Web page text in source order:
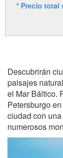
* Precio total
Descubrirán
paisajes
el Mar Báltico.
Petersburgo
ciudad con
numerosos